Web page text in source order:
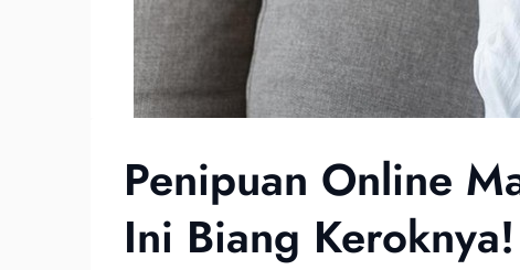
Penipuan Online
Ini Biang Keroknya!